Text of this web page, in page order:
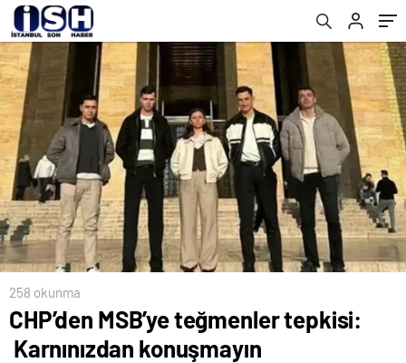
258 okunma
CHP’den MSB’ye teğmenler tepkisi:
Karnınızdan konuşmayın
yaktı